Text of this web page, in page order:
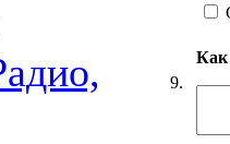
9.
Как